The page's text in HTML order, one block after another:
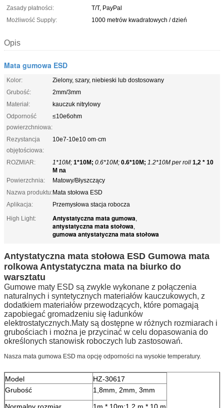
Zasady płatności:
T/T, PayPal
Możliwość Supply:
1000 metrów kwadratowych / dzień
Opis
Mata gumowa ESD
Kolor:
Zielony, szary, niebieski lub dostosowany
Grubość:
2mm/3mm
Materiał:
kauczuk nitrylowy
Odporność
powierzchniowa:
≤10e6ohm
Rezystancja
objętościowa:
10e7-10e10 om·cm
ROZMIAR: 1*10M; 1*10M; 0.6*10M; 0.6*10M; 1.2*10M per roll 1,2 * 10
M na
Powierzchnia:
Matowy/Błyszczący
Nazwa produktu:Mata stołowa ESD
Aplikacja:
Przemysłowa stacja robocza
High Light:
Antystatyczna mata gumowa,
antystatyczna mata stołowa,
gumowa antystatyczna mata stołowa
Antystatyczna mata stołowa ESD Gumowa mata
rolkowa Antystatyczna mata na biurko do
warsztatu
Gumowe maty ESD są zwykle wykonane z połączenia
naturalnych i syntetycznych materiałów kauczukowych, z
dodatkiem materiałów przewodzących, które pomagają
zapobiegać gromadzeniu się ładunków
elektrostatycznych.Maty są dostępne w różnych rozmiarach i
grubościach i można je przycinać w celu dopasowania do
określonych stanowisk roboczych lub zastosowań.
Nasza mata gumowa ESD ma opcję odporności na wysokie temperatury.
Model
HZ-30617
Grubość
1,8mm, 2mm, 3mm